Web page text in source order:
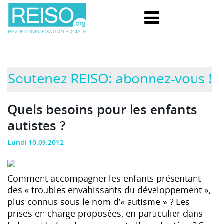
Soutenez REISO: abonnez-vous !
Quels besoins pour les enfants
autistes ?
Lundi 10.09.2012
Comment accompagner les enfants présentant
des « troubles envahissants du développement »,
plus connus sous le nom d’« autisme » ? Les
prises en charge proposées, en particulier dans